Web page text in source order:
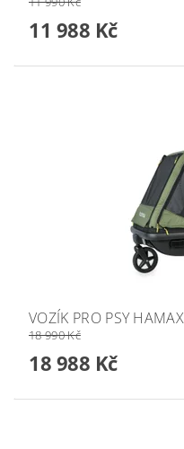
11 988 Kč
VOZÍK PRO PSY
18 990 Kč
18 988 Kč